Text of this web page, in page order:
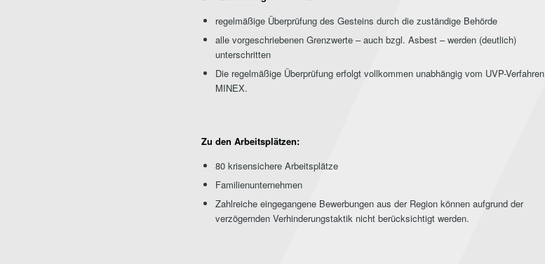
regelmäßige Überprüfung des Gesteins durch die zuständige Behörde
alle vorgeschriebenen Grenzwerte – auch bzgl. Asbest – werden (deutlich)
unterschritten
Die regelmäßige Überprüfung erfolgt vollkommen unabhängig vom UVP-Verfahren
MINEX.
Zu den Arbeitsplätzen:
80 krisensichere Arbeitsplätze
Familienunternehmen
Zahlreiche eingegangene Bewerbungen aus der Region können aufgrund der
verzögernden Verhinderungstaktik nicht berücksichtigt werden.